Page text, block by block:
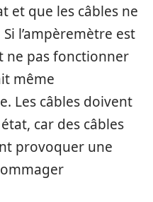
et que les câbles ne
l’ampèremètre est
ne pas fonctionner
même
Les câbles doivent
car des câbles
provoquer une